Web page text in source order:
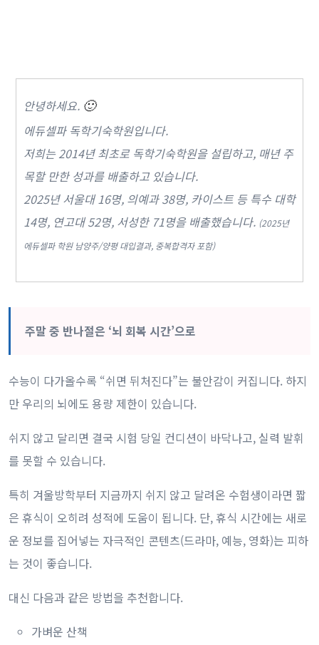
안녕하세요. 🙂
에듀셀파 독학기숙학원입니다.
저희는 2014년 최초로 독학기숙학원을 설립하고, 매년 주
목할 만한 성과를 배출하고 있습니다.
2025년 서울대 16명, 의예과 38명, 카이스트 등 특수 대학
14명, 연고대 52명, 서성한 71명을 배출했습니다. (2025년
에듀셀파 학원 남양주/양평 대입결과, 중복합격자 포함)
주말 중 반나절은 ‘뇌 회복 시간’으로
수능이 다가올수록 “쉬면 뒤처진다”는 불안감이 커집니다. 하지
만 우리의 뇌에도 용량 제한이 있습니다.
쉬지 않고 달리면 결국 시험 당일 컨디션이 바닥나고, 실력 발휘
를 못할 수 있습니다.
특히 겨울방학부터 지금까지 쉬지 않고 달려온 수험생이라면 짧
은 휴식이 오히려 성적에 도움이 됩니다. 단, 휴식 시간에는 새로
운 정보를 집어넣는 자극적인 콘텐츠(드라마, 예능, 영화)는 피하
는 것이 좋습니다.
대신 다음과 같은 방법을 추천합니다.
가벼운 산책